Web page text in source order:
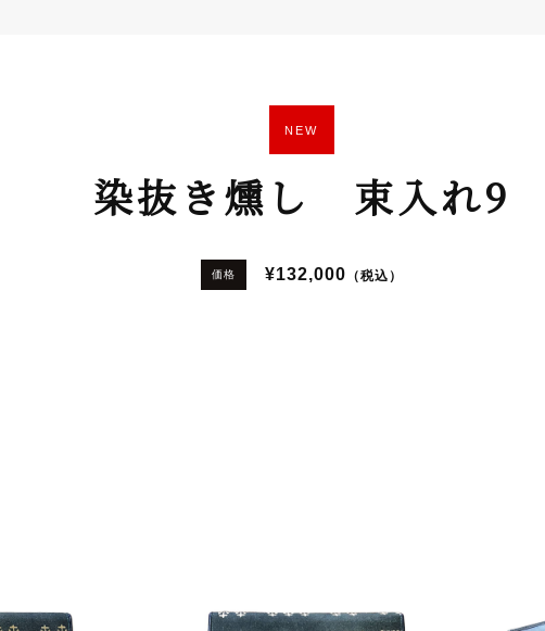
NEW
染抜き燻し 束入れ9
価格 ¥132,000 （税込）